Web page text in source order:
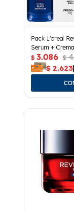
Pack L'oreal
Serum +
Defender
$ 3.086 $
$ 2.623